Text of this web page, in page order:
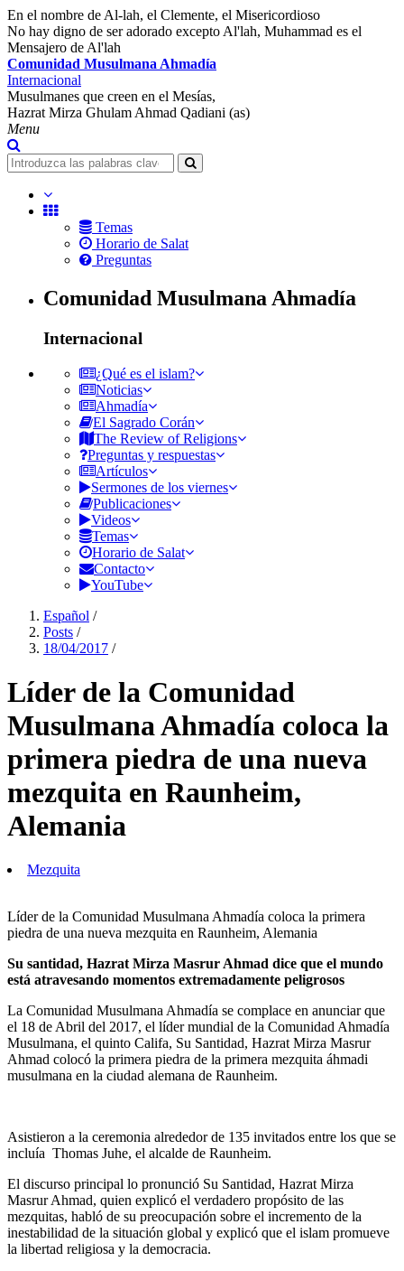
En el nombre de Al-lah, el Clemente, el Misericordioso
No hay digno de ser adorado excepto Al'lah, Muhammad es el
Mensajero de Al'lah
Comunidad Musulmana Ahmadía
Internacional
Musulmanes que creen en el Mesías,
Hazrat Mirza Ghulam Ahmad Qadiani (as)
Menu
Temas
Horario de Salat
Preguntas
Comunidad Musulmana Ahmadía
Internacional
¿Qué es el islam?
Noticias
Ahmadía
El Sagrado Corán
The Review of Religions
Preguntas y respuestas
Artículos
Sermones de los viernes
Publicaciones
Videos
Temas
Horario de Salat
Contacto
YouTube
Español /
Posts /
18/04/2017 /
Líder de la Comunidad
Musulmana Ahmadía coloca la
primera piedra de una nueva
mezquita en Raunheim,
Alemania
Mezquita
Líder de la Comunidad Musulmana Ahmadía coloca la primera
piedra de una nueva mezquita en Raunheim, Alemania
Su santidad, Hazrat Mirza Masrur Ahmad dice que el mundo
está atravesando momentos extremadamente peligrosos
La Comunidad Musulmana Ahmadía se complace en anunciar que
el 18 de Abril del 2017, el líder mundial de la Comunidad Ahmadía
Musulmana, el quinto Califa, Su Santidad, Hazrat Mirza Masrur
Ahmad colocó la primera piedra de la primera mezquita áhmadi
musulmana en la ciudad alemana de Raunheim.
Asistieron a la ceremonia alrededor de 135 invitados entre los que se
incluía Thomas Juhe, el alcalde de Raunheim.
El discurso principal lo pronunció Su Santidad, Hazrat Mirza
Masrur Ahmad, quien explicó el verdadero propósito de las
mezquitas, habló de su preocupación sobre el incremento de la
inestabilidad de la situación global y explicó que el islam promueve
la libertad religiosa y la democracia.